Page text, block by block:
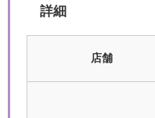
詳細
店舗